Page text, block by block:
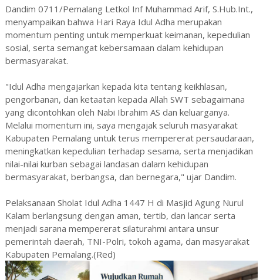
Dandim 0711/Pemalang Letkol Inf Muhammad Arif, S.Hub.Int.,
menyampaikan bahwa Hari Raya Idul Adha merupakan
momentum penting untuk memperkuat keimanan, kepedulian
sosial, serta semangat kebersamaan dalam kehidupan
bermasyarakat.
"Idul Adha mengajarkan kepada kita tentang keikhlasan,
pengorbanan, dan ketaatan kepada Allah SWT sebagaimana
yang dicontohkan oleh Nabi Ibrahim AS dan keluarganya.
Melalui momentum ini, saya mengajak seluruh masyarakat
Kabupaten Pemalang untuk terus mempererat persaudaraan,
meningkatkan kepedulian terhadap sesama, serta menjadikan
nilai-nilai kurban sebagai landasan dalam kehidupan
bermasyarakat, berbangsa, dan bernegara," ujar Dandim.
Pelaksanaan Sholat Idul Adha 1447 H di Masjid Agung Nurul
Kalam berlangsung dengan aman, tertib, dan lancar serta
menjadi sarana mempererat silaturahmi antara unsur
pemerintah daerah, TNI-Polri, tokoh agama, dan masyarakat
Kabupaten Pemalang.(Red)